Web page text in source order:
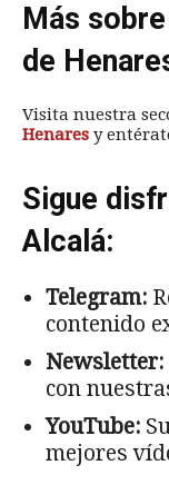
Más
de
Visita nuestra
Henares y
Sigue
Alcalá:
Telegram:
contenido
Newsletter:
con
YouTube:
mejores